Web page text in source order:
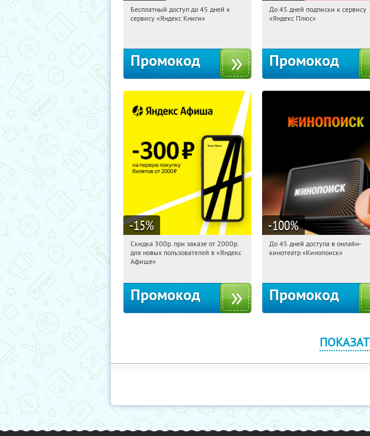
01:06:36
Получи первым!
Бесплатный доступ до 45 дней к
сервису «Яндекс Книги»
Промокод
01:06:36
До 45 дней подписки к сервису
«Яндекс Плюс»
Промокод
-15%
01:06:36 Получили:65
Россия
Скидка 300р. при заказе от 2000р.
для новых пользователей в «Яндекс
Афише»
Промокод
-100%
01:06:36 Получили:
До 45 дней доступа в онлайн-
кинотеатр «Кинопоиск»
Промокод